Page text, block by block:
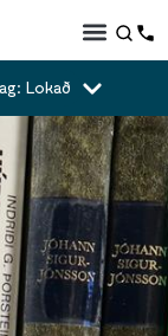
Lokað